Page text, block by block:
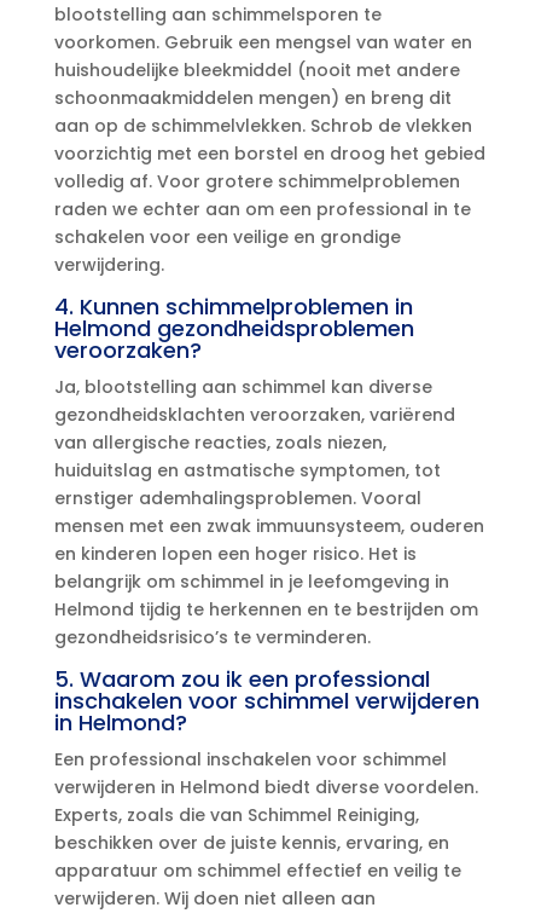
blootstelling aan schimmelsporen te
voorkomen.​ Gebruik een mengsel van water en
huishoudelijke bleekmiddel (nooit met andere
schoonmaakmiddelen mengen) en breng dit
aan op de schimmelvlekken.​ Schrob de vlekken
voorzichtig met een borstel en droog het gebied
volledig af.​ Voor grotere schimmelproblemen
raden we echter aan om een professional in te
schakelen voor een veilige en grondige
verwijdering.​
4.​ Kunnen schimmelproblemen in
Helmond gezondheidsproblemen
veroorzaken?
Ja, blootstelling aan schimmel kan diverse
gezondheidsklachten veroorzaken, variërend
van allergische reacties, zoals niezen,
huiduitslag en astmatische symptomen, tot
ernstiger ademhalingsproblemen.​ Vooral
mensen met een zwak immuunsysteem, ouderen
en kinderen lopen een hoger risico.​ Het is
belangrijk om schimmel in je leefomgeving in
Helmond tijdig te herkennen en te bestrijden om
gezondheidsrisico’s te verminderen.​
5.​ Waarom zou ik een professional
inschakelen voor schimmel verwijderen
in Helmond?
Een professional inschakelen voor schimmel
verwijderen in Helmond biedt diverse voordelen.​
Experts, zoals die van Schimmel Reiniging,
beschikken over de juiste kennis, ervaring, en
apparatuur om schimmel effectief en veilig te
verwijderen.​ Wij doen niet alleen aan